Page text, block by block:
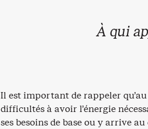
À qui
Il est important de rappeler
difficultés à avoir l’énergie
ses besoins de base ou y arrive